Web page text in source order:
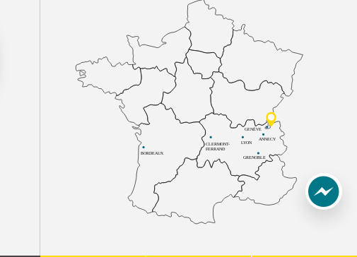
BORDEAUX
CLERMONT-
FERRAND
LYON
ANNECY
GRENOBLE
GENÈVE